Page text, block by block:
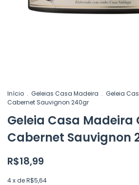
Início . Geleias Casa Madeira . Geleia
Cabernet Sauvignon 240gr
Geleia Casa Madeira
Cabernet Sauvignon
R$18,99
4x deR$5,64